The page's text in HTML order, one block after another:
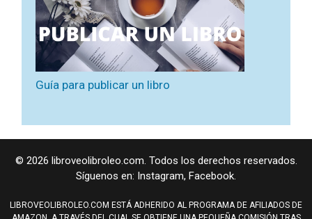
Guía para publicar un libro
© 2026 libroveolibroleo.com. Todos los derechos reservados.
Síguenos en: Instagram, Facebook.
LIBROVEOLIBROLEO.COM ESTÁ ADHERIDO AL PROGRAMA DE AFILIADOS DE